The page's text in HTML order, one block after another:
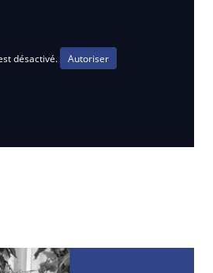
désactivé. Autoriser